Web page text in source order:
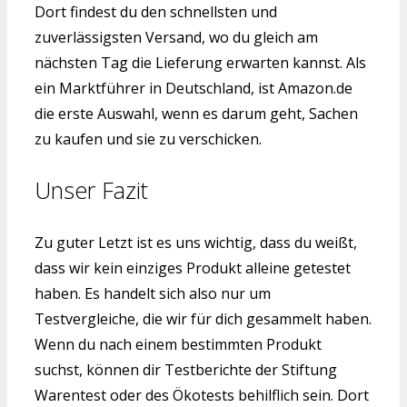
Dort findest du den schnellsten und
zuverlässigsten Versand, wo du gleich am
nächsten Tag die Lieferung erwarten kannst. Als
ein Marktführer in Deutschland, ist Amazon.de
die erste Auswahl, wenn es darum geht, Sachen
zu kaufen und sie zu verschicken.
Unser Fazit
Zu guter Letzt ist es uns wichtig, dass du weißt,
dass wir kein einziges Produkt alleine getestet
haben. Es handelt sich also nur um
Testvergleiche, die wir für dich gesammelt haben.
Wenn du nach einem bestimmten Produkt
suchst, können dir Testberichte der Stiftung
Warentest oder des Ökotests behilflich sein. Dort